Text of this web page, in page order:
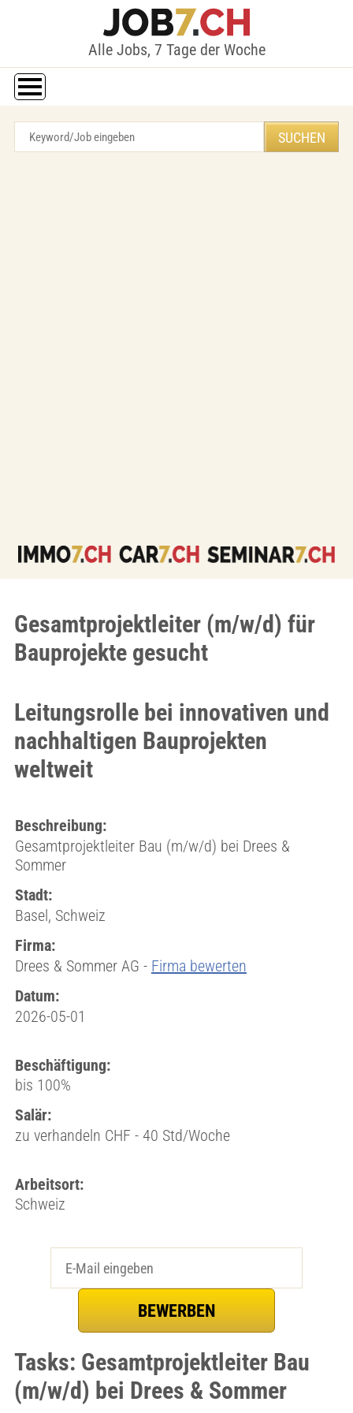
Alle Jobs, 7 Tage der Woche
Gesamtprojektleiter (m/w/d) für
Bauprojekte gesucht
Leitungsrolle bei innovativen und
nachhaltigen Bauprojekten
weltweit
Beschreibung:
Gesamtprojektleiter Bau (m/w/d) bei Drees &
Sommer
Stadt:
Basel, Schweiz
Firma:
Drees & Sommer AG - Firma bewerten
Datum:
2026-05-01
Beschäftigung:
bis 100%
Salär:
zu verhandeln CHF - 40 Std/Woche
Arbeitsort:
Schweiz
Tasks: Gesamtprojektleiter Bau
(m/w/d) bei Drees & Sommer